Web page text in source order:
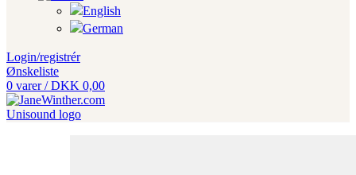
Login/registrér
Ønskeliste
0 varer / DKK 0,00